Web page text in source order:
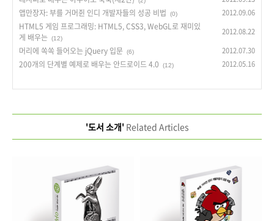
앱만장자: 부를 거머쥔 인디 개발자들의 성공 비법 (0) 2012.09.06
HTML5 게임 프로그래밍: HTML5, CSS3, WebGL로 재미있
게 배우는 (12)
2012.08.22
머리에 쏙쏙 들어오는 jQuery 입문 (6) 2012.07.30
200개의 단계별 예제로 배우는 안드로이드 4.0 (12) 2012.05.16
'도서 소개'Related Articles